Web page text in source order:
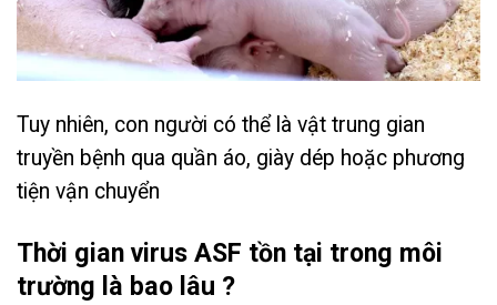
Tuy nhiên, con người có thể là vật trung gian
truyền bệnh qua quần áo, giày dép hoặc phương
tiện vận chuyển
Thời gian virus ASF tồn tại trong môi
trường là bao lâu ?